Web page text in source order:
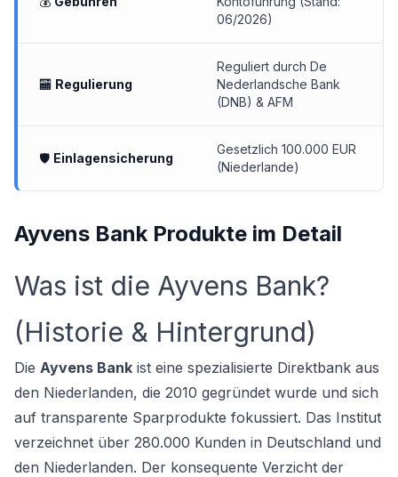
06/2026)
🏧 Regulierung
Reguliert durch De
Nederlandsche Bank
(DNB) & AFM
🛡 Einlagensicherung
Gesetzlich 100.000 EUR
(Niederlande)
Ayvens Bank Produkte im Detail
Was ist die Ayvens Bank?
(Historie & Hintergrund)
Die Ayvens Bank ist eine spezialisierte Direktbank aus
den Niederlanden, die 2010 gegründet wurde und sich
auf transparente Sparprodukte fokussiert. Das Institut
verzeichnet über 280.000 Kunden in Deutschland und
den Niederlanden. Der konsequente Verzicht der